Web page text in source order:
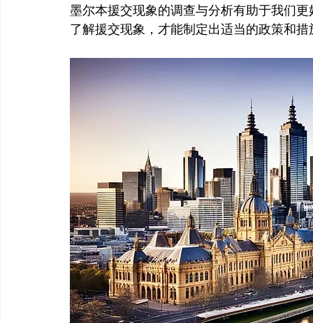
墨尔本援交现象的调查与分析有助于我们
了解援交现象，才能制定出适当的政策和